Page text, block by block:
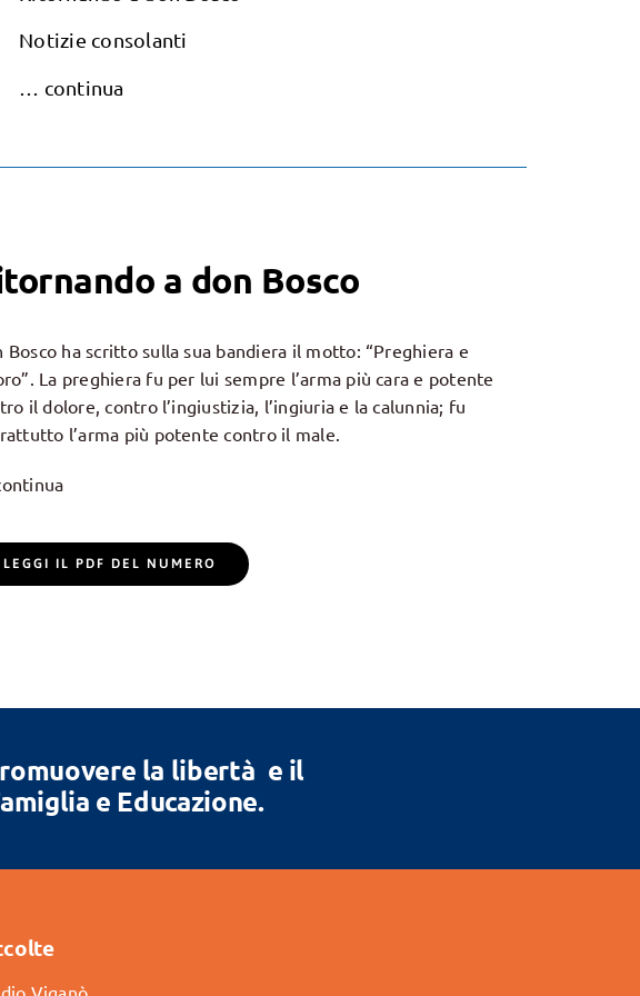
Notizie consolanti
… continua
a don Bosco
Bosco ha scritto sulla sua bandiera il motto: “Preghiera e
La preghiera fu per lui sempre l’arma più cara e potente
il dolore, contro l’ingiustizia, l’ingiuria e la calunnia; fu
l’arma più potente contro il male.
LEGGI IL PDF DEL NUMERO
la libertà e il
e Educazione.